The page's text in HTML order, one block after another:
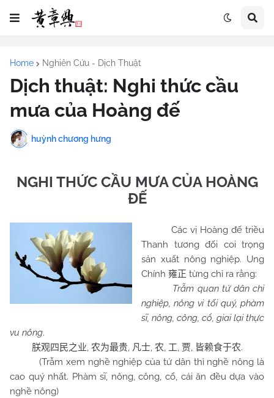
Home Nghiên Cứu - Dịch Thuật
Dịch thuật: Nghi thức cầu
mưa của Hoàng đế
huỳnh chương hưng
NGHI THỨC CẦU MƯA CỦA HOÀNG
ĐẾ
Các vị Hoàng đế triều
Thanh tương đối coi trọng
sản xuất nông nghiệp. Ung
Chính 雍正 từng chỉ ra rằng:
Trẫm quan tứ dân chi
nghiệp, nông vi tối quý, phàm
sĩ, nông, công, cổ, giai lại thực
vu nông.
朕观四民之业, 农为最贵, 凡士, 农, 工, 贾, 皆赖食于农.
(Trẫm xem nghề nghiệp của tứ dân thì nghề nông là
cao quý nhất. Phàm sĩ, nông, công, cổ, cái ăn đều dựa vào
nghề nông)